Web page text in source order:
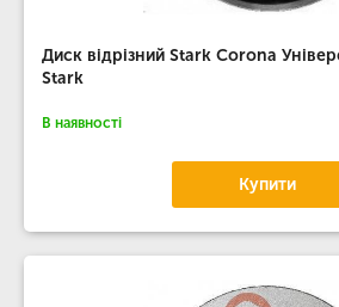
Диск відрізний Stark Corona
Stark
В наявності
Купити